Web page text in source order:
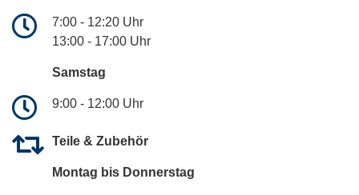
7:00 - 12:20 Uhr
13:00 - 17:00 Uhr
Samstag
9:00 - 12:00 Uhr
Teile & Zubehör
Montag bis Donnerstag